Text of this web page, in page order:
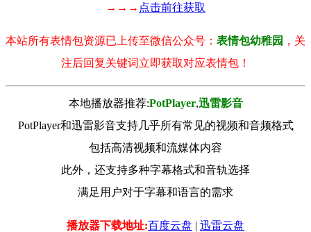
→→→ 点击前往获取
本站所有表情包资源已上传至微信公众号： 表情包幼稚园 ，关
注后回复关键词立即获取对应表情包！
本地播放器推荐:РotРlayer,迅雷影音
PotPlayer和迅雷影音支持几乎所有常见的视频和音频格式
包括高清视频和流媒体内容
此外，还支持多种字幕格式和音轨选择
满足用户对于字幕和语言的需求
播放器下载地址:百度云盘 | 迅雷云盘